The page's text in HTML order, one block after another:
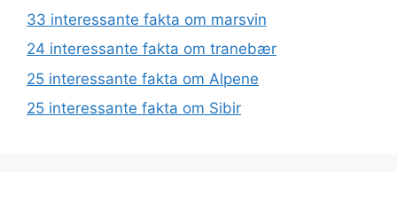
33 interessante fakta om marsvin
24 interessante fakta om tranebær
25 interessante fakta om Alpene
25 interessante fakta om Sibir